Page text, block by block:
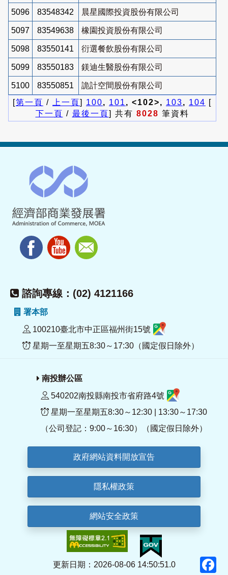
5096 83548342 晨星國際投資股份有限公司
5097 83549638 橡園投資股份有限公司
5098 83550141 衍選餐飲股份有限公司
5099 83550183 鎂迪生醫股份有限公司
5100 83550851
詭計空間股份有限公司
[第一頁 / 上一頁] 100, 101 , <102>, 103, 104 [
下一頁 / 最後一頁] 共有 8028 筆資料
諮詢專線：(02) 4121166
署本部
100210臺北市中正區福州街15號
星期一至星期五8:30～17:30（國定假日除外）
南投辦公區
540202南投縣南投市省府路4號
星期一至星期五8:30～12:30 | 13:30～17:30
（公司登記：9:00～16:30）（國定假日除外）
政府網站資料開放宣告
隱私權政策
網站安全政策
更新日期：2026-08-06 14:50:51.0